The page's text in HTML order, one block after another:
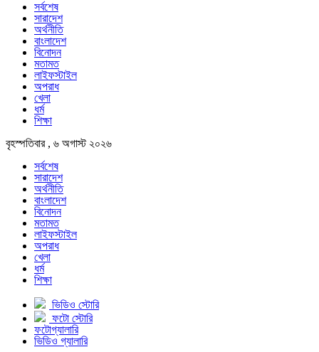
সর্বশেষ
সারাদেশ
অর্থনীতি
বাংলাদেশ
বিনোদন
মতামত
লাইফস্টাইল
অপরাধ
খেলা
ধর্ম
শিক্ষা
বৃহস্পতিবার , ৬ অগাস্ট ২০২৬
সর্বশেষ
সারাদেশ
অর্থনীতি
বাংলাদেশ
বিনোদন
মতামত
লাইফস্টাইল
অপরাধ
খেলা
ধর্ম
শিক্ষা
ভিডিও স্টোরি
ফটো স্টোরি
ফটোগ্যালারি
ভিডিও গ্যালারি